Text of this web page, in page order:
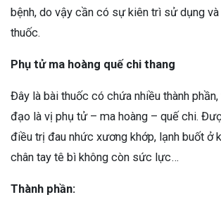
bệnh, do vậy cần có sự kiên trì sử dụng
thuốc.
Phụ tử ma hoàng quế chi thang
Đây là bài thuốc có chứa nhiều thành
đạo là vị phụ tử – ma hoàng – quế chi.
điều trị đau nhức xương khớp, lạnh buốt ở
chân tay tê bì không còn sức lực…
Thành phần: